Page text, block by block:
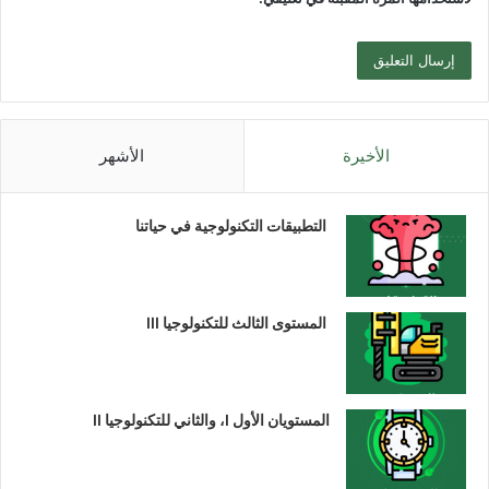
الأخيرة الأشهر
التطبيقات التكنولوجية في حياتنا
المستوى الثالث للتكنولوجيا III
المستويان الأول I، والثاني للتكنولوجيا II